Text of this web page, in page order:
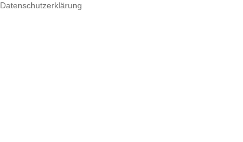
Datenschutzerklärung